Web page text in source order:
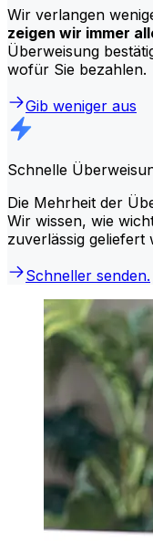
Wir verlangen
zeigen wir immer
Überweisung
wofür Sie bezahlen.
Gib weniger aus
Schnelle
Die Mehrheit der
Wir wissen, wie
zuverlässig geliefert
Schneller senden.